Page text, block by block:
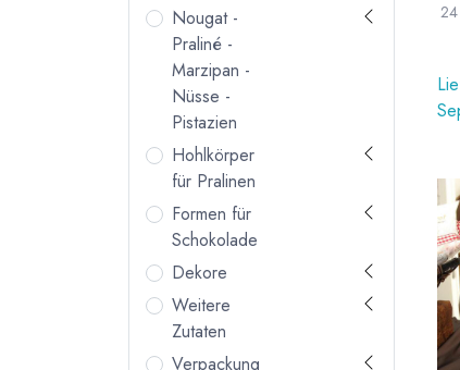
Nougat -
Praliné -
Marzipan -
Nüsse -
Pistazien
Hohlkörper
für Pralinen
Formen für
Schokolade
Dekore
Weitere
Zutaten
Verpackung
24